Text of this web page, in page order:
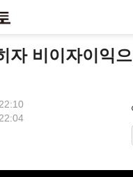
자 비이자이익